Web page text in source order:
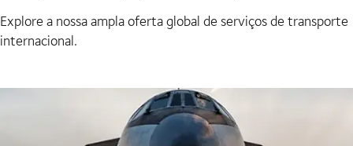
Explore a nossa ampla oferta global de serviços de transporte
internacional.